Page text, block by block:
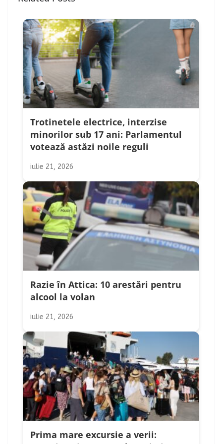
Trotinetele electrice, interzise
minorilor sub 17 ani: Parlamentul
votează astăzi noile reguli
iulie 21, 2026
Razie în Attica: 10 arestări pentru
alcool la volan
iulie 21, 2026
Prima mare excursie a verii: